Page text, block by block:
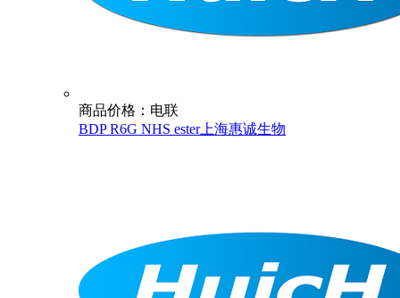
商品价格：电联
BDP R6G NHS ester上海惠诚生物